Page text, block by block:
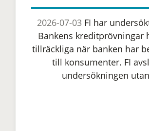
2026-07-03 FI har
Bankens kreditprövningar
tillräckliga när banken har
till konsumenter. FI
undersökningen